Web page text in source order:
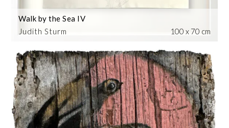
Judith Sturm
Walk by the Sea IV
100 x 70 cm